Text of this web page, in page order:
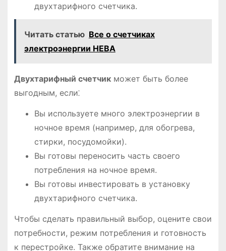
двухтарифного счетчика.
Читать статью Все о счетчиках
электроэнергии НЕВА
Двухтарифный счетчикможет быть более
выгодным, если⁚
Вы используете много электроэнергии в
ночное время (например, для обогрева,
стирки, посудомойки).
Вы готовы переносить часть своего
потребления на ночное время.
Вы готовы инвестировать в установку
двухтарифного счетчика.
Чтобы сделать правильный выбор, оцените свои
потребности, режим потребления и готовность
к перестройке. Также обратите внимание на